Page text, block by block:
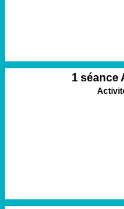
1 séance